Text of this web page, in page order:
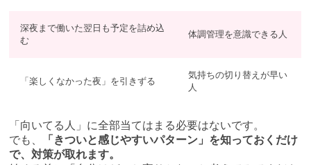
深夜まで働いた翌日も予定を詰め込
む
体調管理を意識できる人
「楽しくなかった夜」を引きずる
気持ちの切り替えが早い
人
「向いてる人」に全部当てはまる必要はないです。
でも、
「きついと感じやすいパターン」を知っておくだけ
で、対策が取れます。